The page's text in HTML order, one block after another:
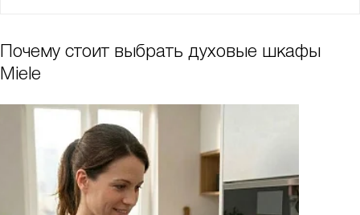
Почему стоит выбрать духовые шкафы
Miele